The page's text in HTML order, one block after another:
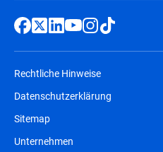
Rechtliche Hinweise
Datenschutzerklärung
Sitemap
Unternehmen